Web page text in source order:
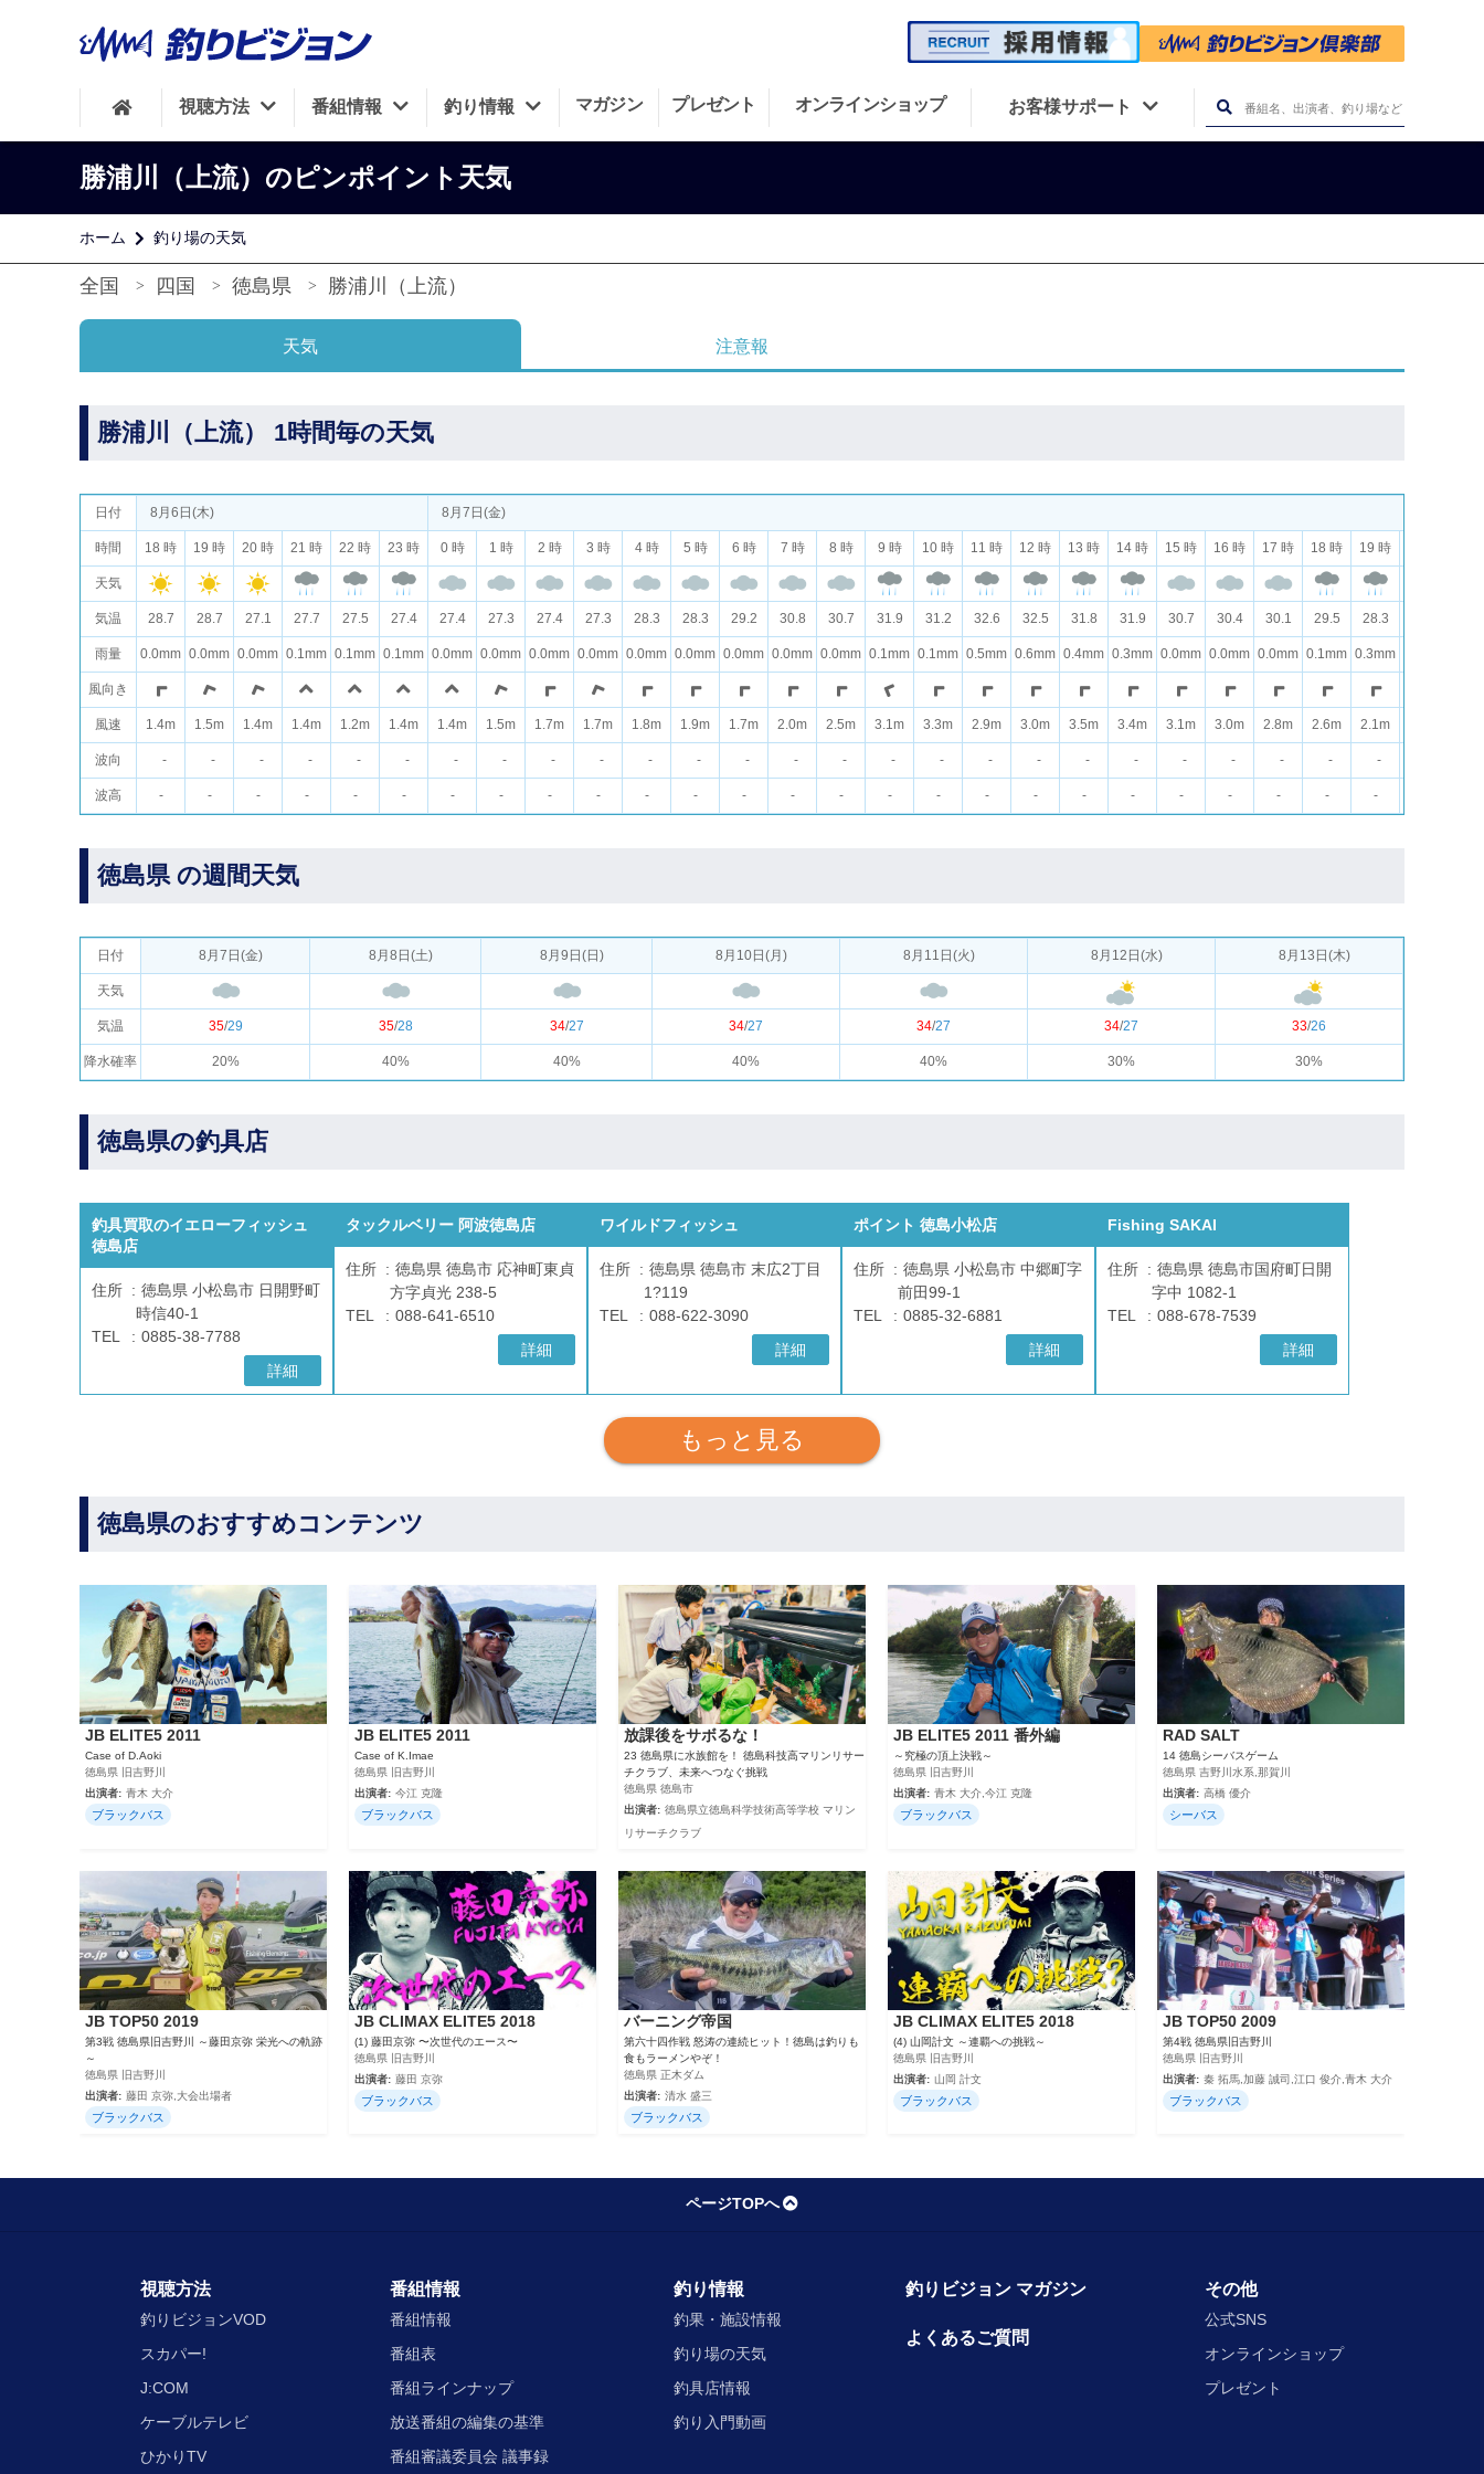
視聴方法 番組情報 釣り情報 マガジン プレゼント オンラインショップ お客様サポート
勝浦川（上流）のピンポイント天気
ホーム 釣り場の天気
全国 四国 徳島県 勝浦川（上流）
天気 注意報
勝浦川（上流） 1時間毎の天気
日付
時間
天気
気温
雨量
風向き
風速
波向
波高
8月6日(木) 8月7日(金)
18 時 19 時 20 時 21 時 22 時 23 時 0 時 1 時 2 時 3 時 4 時 5 時 6 時 7 時 8 時 9 時 10 時 11 時 12 時 13 時 14 時 15 時 16 時 17 時 18 時 19 時
28.7 28.7 27.1 27.7 27.5 27.4 27.4 27.3 27.4 27.3 28.3 28.3 29.2 30.8 30.7 31.9 31.2 32.6 32.5 31.8 31.9 30.7 30.4 30.1 29.5 28.3
0.0mm 0.0mm 0.0mm 0.1mm 0.1mm 0.1mm 0.0mm 0.0mm 0.0mm 0.0mm 0.0mm 0.0mm 0.0mm 0.0mm 0.0mm 0.1mm 0.1mm 0.5mm 0.6mm 0.4mm 0.3mm 0.0mm 0.0mm 0.0mm 0.1mm 0.3mm
1.4m 1.5m 1.4m 1.4m 1.2m 1.4m 1.4m 1.5m 1.7m 1.7m 1.8m 1.9m 1.7m 2.0m 2.5m 3.1m 3.3m 2.9m 3.0m 3.5m 3.4m 3.1m 3.0m 2.8m 2.6m 2.1m
- - - - - - - - - - - - - - - - - - - - - - - - - -
- - - - - - - - - - - - - - - - - - - - - - - - - -
徳島県 の週間天気
日付
天気
気温
降水確率
8月7日(金) 8月8日(土) 8月9日(日) 8月10日(月) 8月11日(火) 8月12日(水) 8月13日(木)
35/29 35/28 34/27 34/27 34/27 34/27 33/26
20% 40% 40% 40% 40% 30% 30%
徳島県の釣具店
釣具買取のイエローフィッシュ
徳島店
住所
徳島県 小松島市 日開野町
時信40-1
TEL
0885-38-7788
詳細
タックルベリー 阿波徳島店
住所
徳島県 徳島市 応神町東貞
方字貞光 238-5
TEL
088-641-6510
詳細
ワイルドフィッシュ
住所
徳島県 徳島市 末広2丁目
1?119
TEL
088-622-3090
詳細
ポイント 徳島小松店
住所
徳島県 小松島市 中郷町字
前田99-1
TEL
0885-32-6881
詳細
Fishing SAKAI
住所
徳島県 徳島市国府町日開
字中 1082-1
TEL
088-678-7539
詳細
もっと見る
徳島県のおすすめコンテンツ
JB ELITE5 2011
Case of D.Aoki
徳島県 旧吉野川
出演者: 青木 大介
ブラックバス
JB ELITE5 2011
Case of K.Imae
徳島県 旧吉野川
出演者: 今江 克隆
ブラックバス
放課後をサボるな！
23 徳島県に水族館を！ 徳島科技高マリンリサー
チクラブ、未来へつなぐ挑戦
徳島県 徳島市
出演者: 徳島県立徳島科学技術高等学校 マリン
リサーチクラブ
JB ELITE5 2011 番外編
～究極の頂上決戦～
徳島県 旧吉野川
出演者: 青木 大介,今江 克隆
ブラックバス
RAD SALT
14 徳島シーバスゲーム
徳島県 吉野川水系,那賀川
出演者: 高橋 優介
シーバス
JB TOP50 2019
第3戦 徳島県旧吉野川 ～藤田京弥 栄光への軌跡
～
徳島県 旧吉野川
出演者: 藤田 京弥,大会出場者
ブラックバス
JB CLIMAX ELITE5 2018
(1) 藤田京弥 〜次世代のエース〜
徳島県 旧吉野川
出演者: 藤田 京弥
ブラックバス
バーニング帝国
第六十四作戦 怒涛の連続ヒット！徳島は釣りも
食もラーメンやぞ！
徳島県 正木ダム
出演者: 清水 盛三
ブラックバス
JB CLIMAX ELITE5 2018
(4) 山岡計文 ～連覇への挑戦～
徳島県 旧吉野川
出演者: 山岡 計文
ブラックバス
JB TOP50 2009
第4戦 徳島県旧吉野川
徳島県 旧吉野川
出演者: 秦 拓馬,加藤 誠司,江口 俊介,青木 大介
ブラックバス
ページTOPへ
視聴方法
釣りビジョンVOD
スカパー!
J:COM
ケーブルテレビ
ひかりTV
番組情報
番組情報
番組表
番組ラインナップ
放送番組の編集の基準
番組審議委員会 議事録
釣り情報
釣果・施設情報
釣り場の天気
釣具店情報
釣り入門動画
釣りビジョン マガジン
よくあるご質問
その他
公式SNS
オンラインショップ
プレゼント